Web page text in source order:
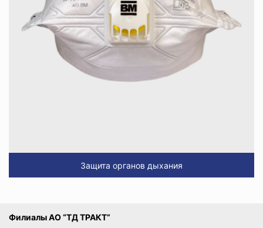
Защита органов дыхания
Филиалы АО “ТД ТРАКТ”